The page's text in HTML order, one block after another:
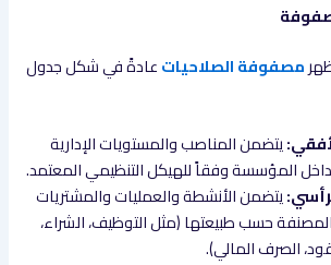
مصفوفة الصلاحياتعادةً في شكل جدول
يتضمن المناصب والمستويات الإدارية
داخل المؤسسة وفقاً للهيكل التنظيمي المعتمد.
يتضمن الأنشطة والعمليات والمشتريات
المصنفة حسب طبيعتها (مثل التوظيف، الشراء،
الصرف المالي).